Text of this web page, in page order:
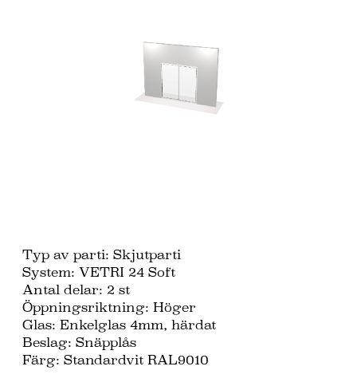
Typ av parti: Skjutparti
System: VETRI 24 Soft
Antal delar: 2 st
Öppningsriktning: Höger
Glas: Enkelglas 4mm, härdat
Beslag: Snäpplås
Färg: Standardvit RAL9010